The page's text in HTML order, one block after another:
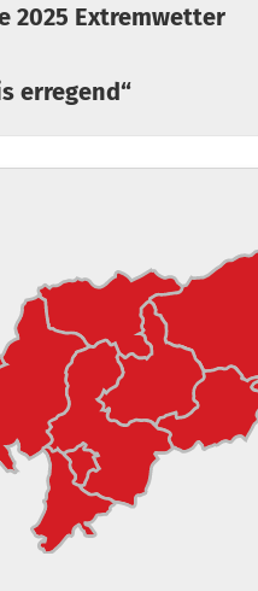
2025 Extremwetter
erregend“